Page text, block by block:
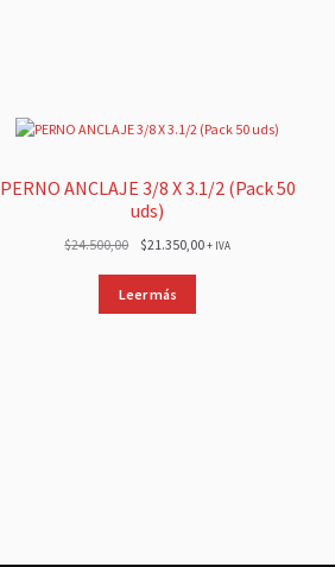
PERNO ANCLAJE 3/8 X 3.1/2 (Pack 50
uds)
$24.500,00
original
era:
$21.350,00El+ IVA
Leer más